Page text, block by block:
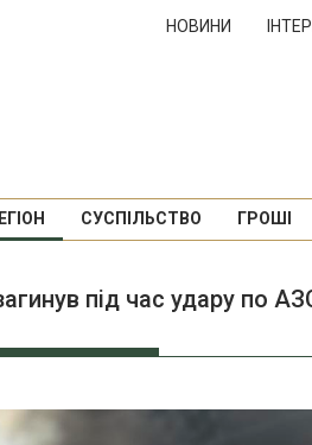
НОВИНИ
СУСПІЛЬСТВО ГРОШІ
під час удару по